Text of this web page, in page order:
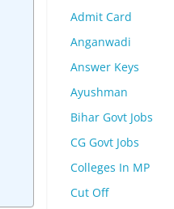
Admit Card
Anganwadi
Answer Keys
Ayushman
Bihar Govt Jobs
CG Govt Jobs
Colleges In MP
Cut Off